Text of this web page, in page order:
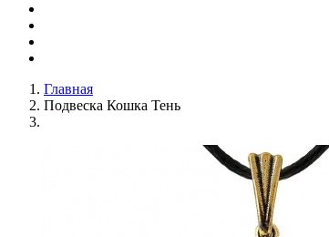
Главная
Подвеска Кошка Тень